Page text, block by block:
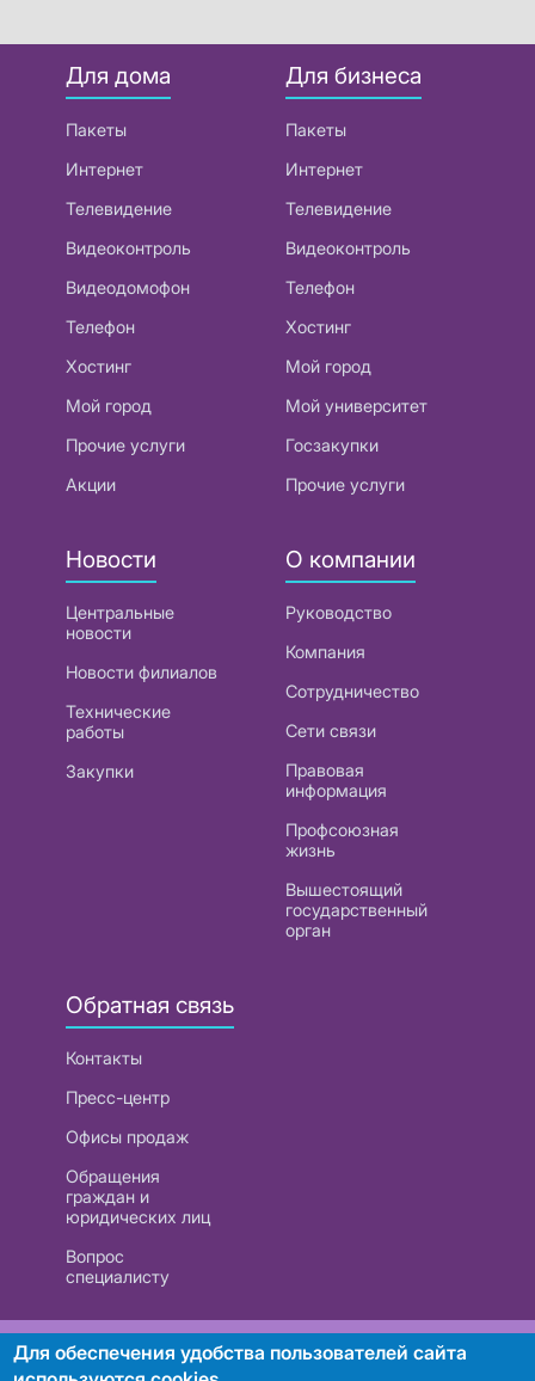
Для дома
Пакеты
Интернет
Телевидение
Видеоконтроль
Видеодомофон
Телефон
Хостинг
Мой город
Прочие услуги
Акции
Для бизнеса
Пакеты
Интернет
Телевидение
Видеоконтроль
Телефон
Хостинг
Мой город
Мой университет
Госзакупки
Прочие услуги
Новости
Центральные
новости
Новости филиалов
Технические
работы
Закупки
О компании
Руководство
Компания
Сотрудничество
Сети связи
Правовая
информация
Профсоюзная
жизнь
Вышестоящий
государственный
орган
Обратная связь
Контакты
Пресс-центр
Офисы продаж
Обращения
граждан и
юридических лиц
Вопрос
специалисту
РУП «Белтелеком». УНП 101007741
Для обеспечения удобства пользователей сайта